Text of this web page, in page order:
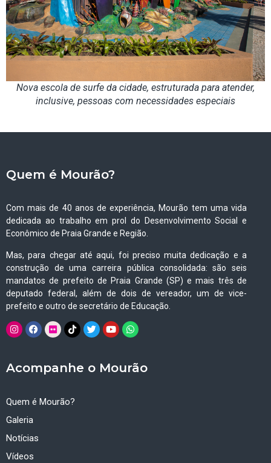
Nova escola de surfe da cidade, estruturada para atender,
inclusive, pessoas com necessidades especiais
Quem é Mourão?
Com mais de 40 anos de experiência, Mourão tem uma vida
dedicada ao trabalho em prol do Desenvolvimento Social e
Econômico de Praia Grande e Região.
Mas, para chegar até aqui, foi preciso muita dedicação e a
construção de uma carreira pública consolidada: são seis
mandatos de prefeito de Praia Grande (SP) e mais três de
deputado federal, além de dois de vereador, um de vice-
prefeito e outro de secretário de Educação.
Acompanhe o Mourão
Quem é Mourão?
Galeria
Notícias
Vídeos